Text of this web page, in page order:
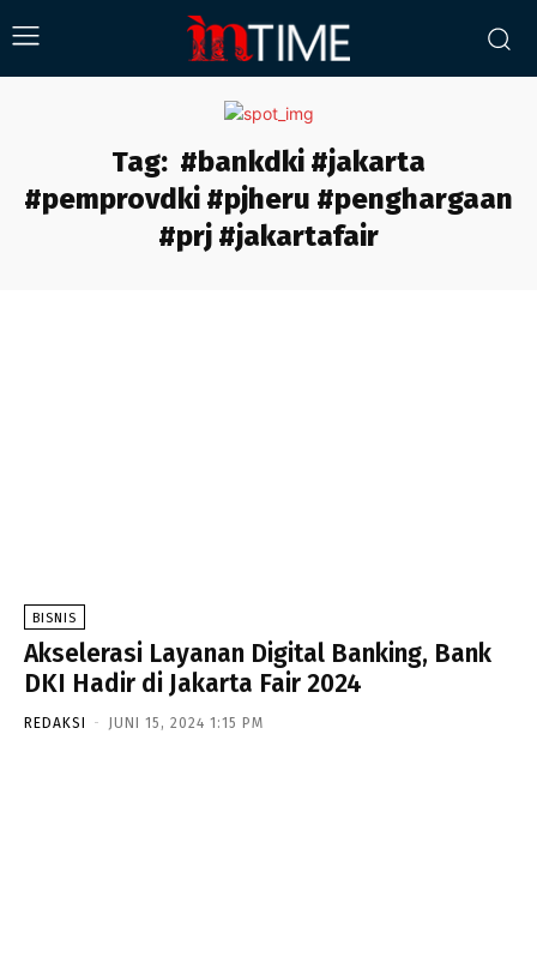
Tag: #bankdki #jakarta
#pemprovdki #pjheru #penghargaan
#prj #jakartafair
BISNIS
Akselerasi Layanan Digital Banking, Bank
DKI Hadir di Jakarta Fair 2024
REDAKSI - JUNI 15, 2024 1:15 PM